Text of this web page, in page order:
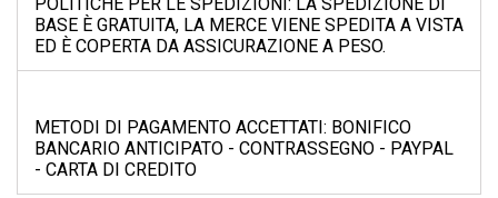
BASE È GRATUITA, LA MERCE VIENE SPEDITA A VISTA
ED È COPERTA DA ASSICURAZIONE A PESO.
METODI DI PAGAMENTO ACCETTATI: BONIFICO
BANCARIO ANTICIPATO - CONTRASSEGNO - PAYPAL
- CARTA DI CREDITO